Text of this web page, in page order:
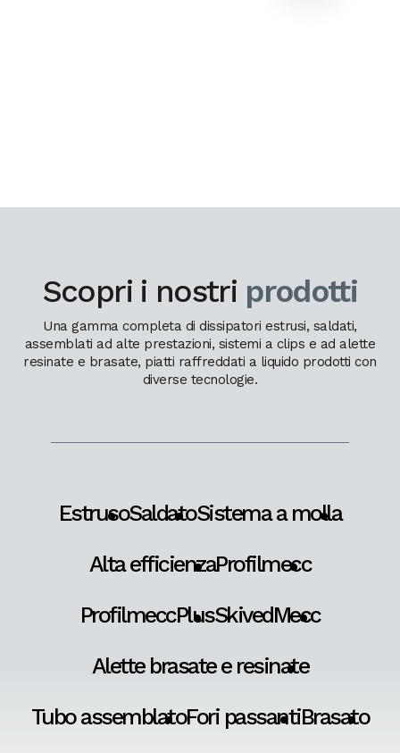
Scopri i nostri prodotti
Una gamma completa di dissipatori estrusi, saldati,
assemblati ad alte prestazioni, sistemi a clips e ad alette
resinate e brasate, piatti raffreddati a liquido prodotti con
diverse tecnologie.
EstrusoSaldatoSistema a molla
Alta efficienzaProfilmecc
ProfilmeccPlusSkivedMecc
Alette brasate e resinate
Tubo assemblatoFori passantiBrasato